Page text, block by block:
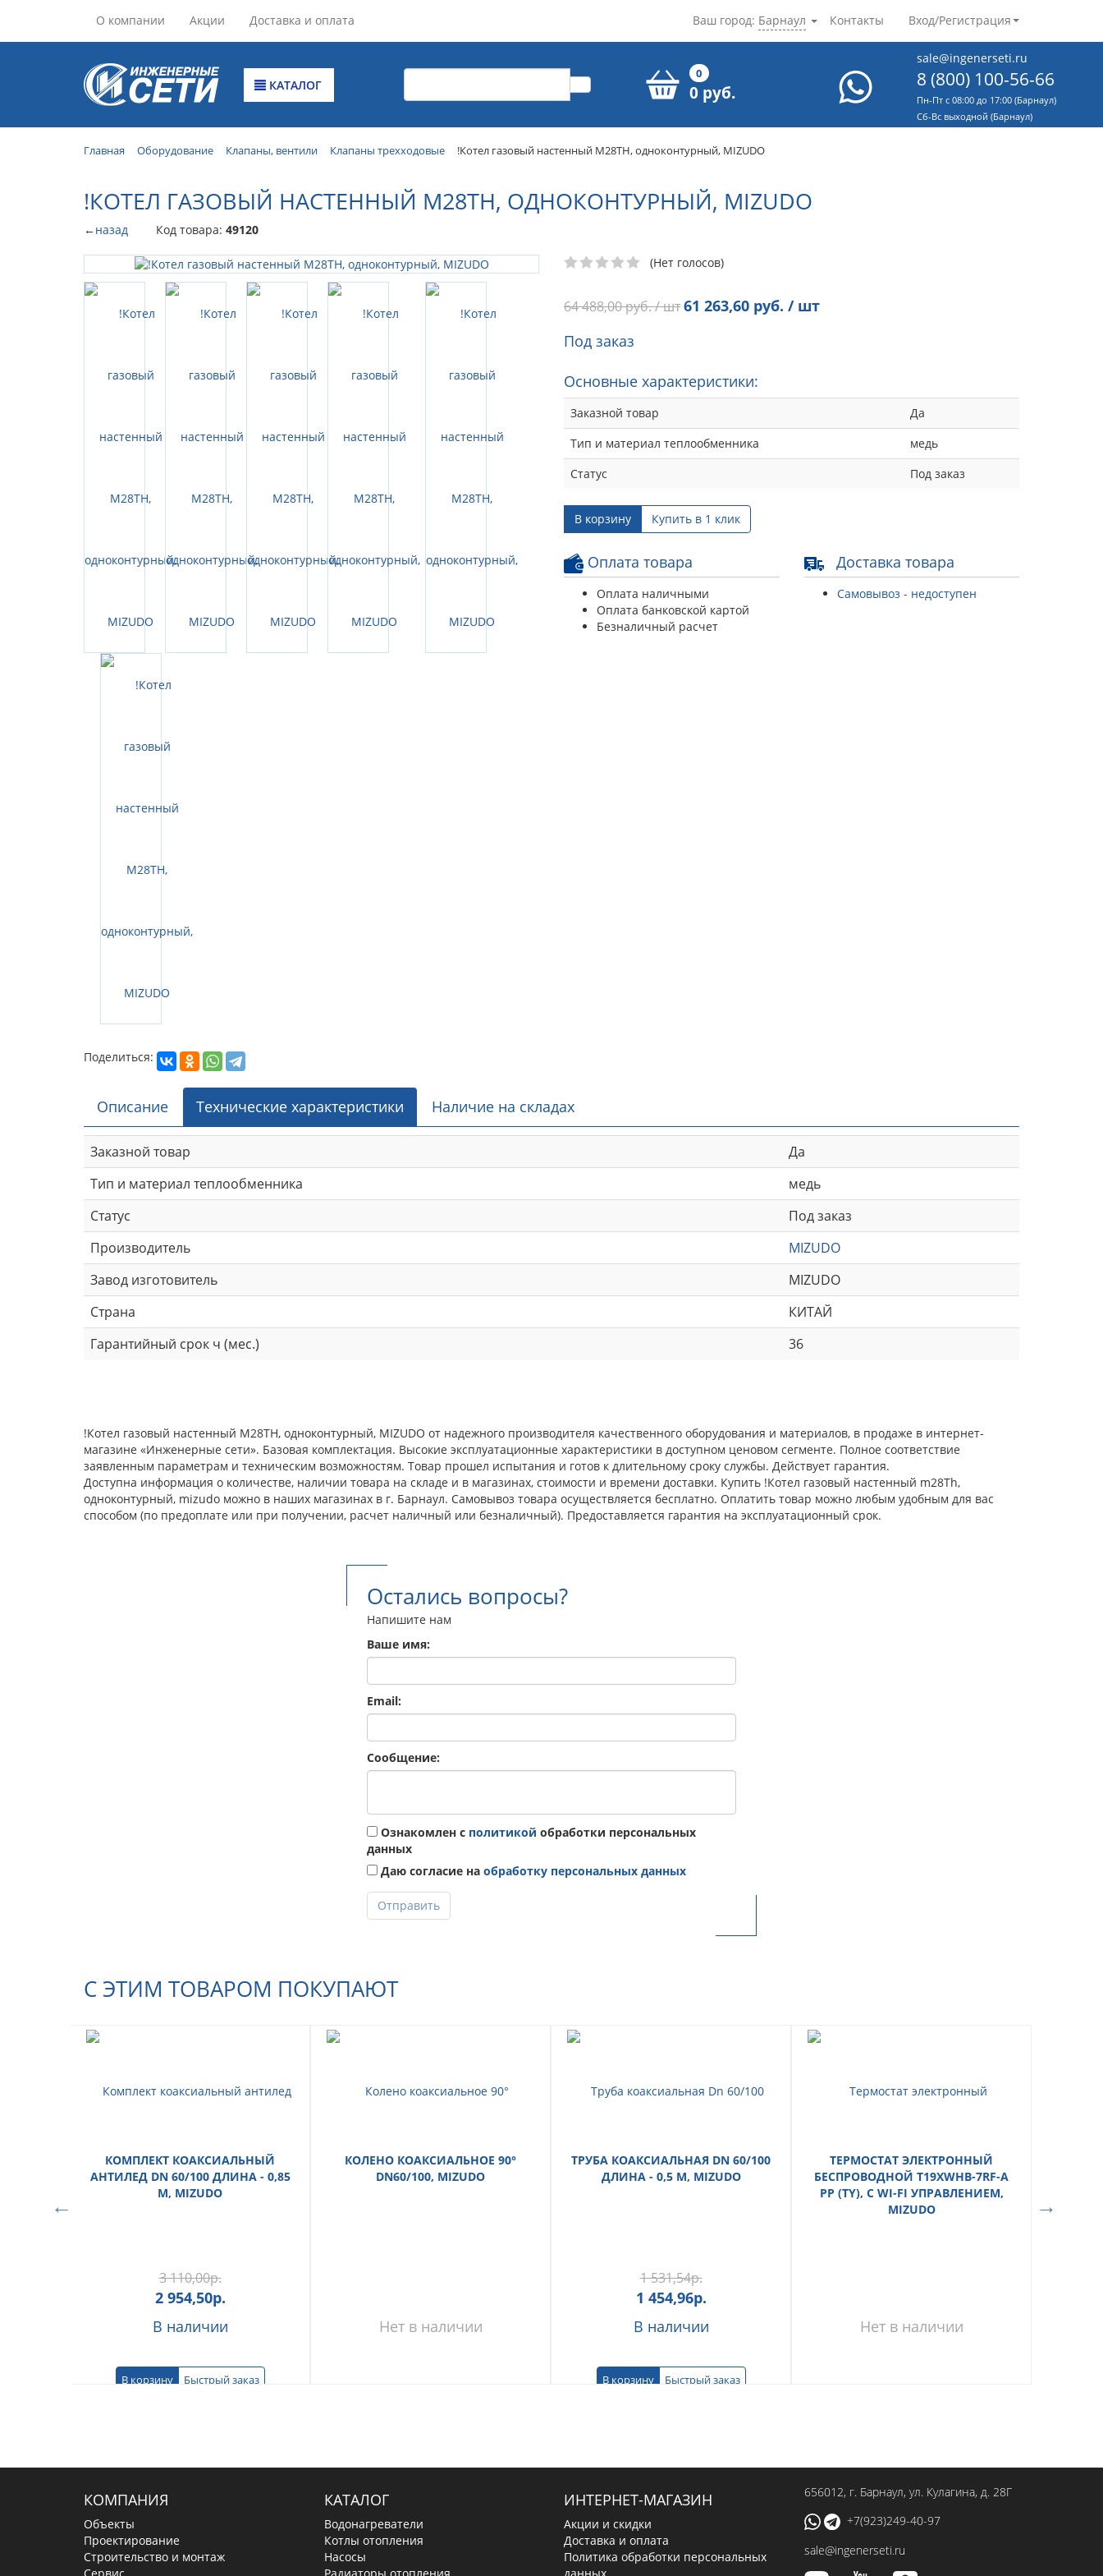
О компании Акции Доставка и оплата Контакты Вход/Регистрация
Ваш город: Барнаул
КАТАЛОГ
0
0 руб.
sale@ingenerseti.ru
8 (800) 100-56-66
Пн-Пт с 08:00 до 17:00 (Барнаул)
Cб-Вс выходной (Барнаул)
Главная Оборудование Клапаны, вентили Клапаны трехходовые !Котел газовый настенный M28ТH, одноконтурный, MIZUDO
!КОТЕЛ ГАЗОВЫЙ НАСТЕННЫЙ M28ТH, ОДНОКОНТУРНЫЙ, MIZUDO
←назад Код товара: 49120
Поделиться:
(Нет голосов)
64 488,00руб. / шт61 263,60 руб. / шт
Под заказ
Основные характеристики:
Заказной товар
Да
Тип и материал теплообменника
медь
Статус
Под заказ
В корзину Купить в 1 клик
Оплата товара
Оплата наличными
Оплата банковской картой
Безналичный расчет
Доставка товара
Самовывоз - недоступен
Описание Технические характеристики Наличие на складах
Заказной товар
Да
Тип и материал теплообменника
медь
Статус
Под заказ
Производитель
MIZUDO
Завод изготовитель
MIZUDO
Страна
КИТАЙ
Гарантийный срок ч (мес.)
36
!Котел газовый настенный M28ТH, одноконтурный, MIZUDO от надежного производителя качественного оборудования и материалов, в продаже в интернет-
магазине «Инженерные сети». Базовая комплектация. Высокие эксплуатационные характеристики в доступном ценовом сегменте. Полное соответствие
заявленным параметрам и техническим возможностям. Товар прошел испытания и готов к длительному сроку службы. Действует гарантия.
Доступна информация о количестве, наличии товара на складе и в магазинах, стоимости и времени доставки. Купить !Котел газовый настенный m28Тh,
одноконтурный, mizudo можно в наших магазинах в г. Барнаул. Самовывоз товара осуществляется бесплатно. Оплатить товар можно любым удобным для вас
способом (по предоплате или при получении, расчет наличный или безналичный). Предоставляется гарантия на эксплуатационный срок.
Остались вопросы?
Напишите нам
Ваше имя:
Email:
Сообщение:
Ознакомлен с политикой обработки персональных
данных
Даю согласие на обработку персональных данных
Отправить
С ЭТИМ ТОВАРОМ ПОКУПАЮТ
КОМПЛЕКТ КОАКСИАЛЬНЫЙ
АНТИЛЕД DN 60/100 ДЛИНА - 0,85
М, MIZUDO
3 110,00р.
2 954,50р.
В наличии
В корзину Быстрый заказ
КОЛЕНО КОАКСИАЛЬНОЕ 90°
DN60/100, MIZUDO
Нет в наличии
ТРУБА КОАКСИАЛЬНАЯ DN 60/100
ДЛИНА - 0,5 М, MIZUDO
1 531,54р.
1 454,96р.
В наличии
В корзину Быстрый заказ
ТЕРМОСТАТ ЭЛЕКТРОННЫЙ
БЕСПРОВОДНОЙ Т19ХWHB-7RF-A
PP (TY), С WI-FI УПРАВЛЕНИЕМ,
MIZUDO
Нет в наличии
КОМПАНИЯ
Объекты
Проектирование
Строительство и монтаж
КАТАЛОГ
Водонагреватели
Котлы отопления
Насосы
ИНТЕРНЕТ-МАГАЗИН
Акции и скидки
Доставка и оплата
Политика обработки персональных
656012, г. Барнаул, ул. Кулагина, д. 28Г
+7(923)249-40-97
sale@ingenerseti.ru